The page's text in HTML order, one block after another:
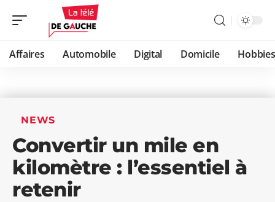
Affaires Automobile Digital Domicile Hobbies
NEWS
Convertir un mile en
kilomètre : l’essentiel à
retenir